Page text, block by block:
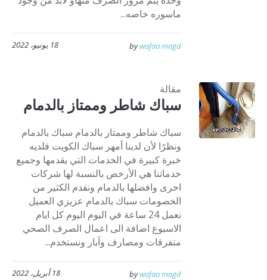
ماسوره خاصه...
18 يونيو، 2022 bywafaa magd
مقالة
سباك شاطر وممتاز بالدمام
سباك شاطر وممتاز بالدمام سباك بالدمام
ونظرًا لأن لدينا أمهر سباك الكويت فلديه
خبرة كبيرة في الخدمات التي يقدمها وجميع
خدماتنا هي الأرخص بالنسبة لها شركات
اخرى وافضلها بالدمام ونقدم الكثير من
الخصومات سباك بالدمام عزيزي العميل
نعمل 24 ساعة في اليوم اليوم كل ايام
الاسبوع اضافة الى اعمال الصرف الصحي
متفرقات ومصارف وآبار ونستخدم...
18 أبريل، 2022 bywafaa magd